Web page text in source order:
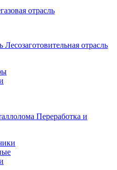
отрасль
Лесозаготовительная отрасль
Переработка и